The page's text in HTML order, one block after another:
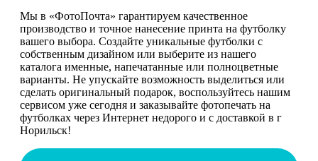
Мы в «ФотоПочта» гарантируем качественное
производство и точное нанесение принта на футболку
вашего выбора. Создайте уникальные футболки с
собственным дизайном или выберите из нашего
каталога именные, напечатанные или полноцветные
варианты. Не упускайте возможность выделиться или
сделать оригинальный подарок, воспользуйтесь нашим
сервисом уже сегодня и заказывайте фотопечать на
футболках через Интернет недорого и с доставкой в г
Норильск!